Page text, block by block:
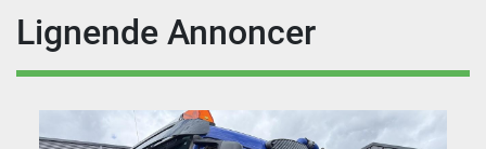
Lignende Annoncer